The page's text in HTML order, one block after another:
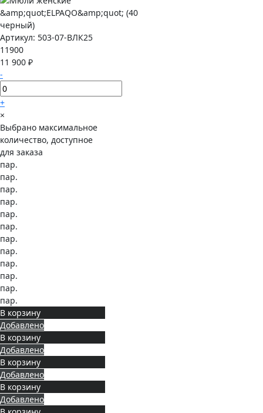
Артикул: 503-07-ВЛК25
11900
11 900 ₽
-
+
×
Выбрано максимальное
количество, доступное
для заказа
пар.
пар.
пар.
пар.
пар.
пар.
пар.
пар.
пар.
пар.
пар.
пар.
В корзину
Добавлено
В корзину
Добавлено
В корзину
Добавлено
В корзину
Добавлено